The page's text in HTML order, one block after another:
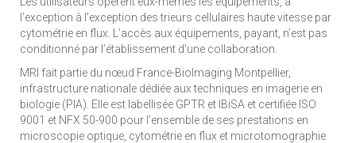
l’exception à l’exception des trieurs cellulaires haute vitesse par
cytométrie en flux. L’accès aux équipements, payant, n’est pas
conditionné par l’établissement d’une collaboration.
MRI fait partie du nœud France-BioImaging Montpellier,
infrastructure nationale dédiée aux techniques en imagerie en
biologie (PIA). Elle est labellisée GPTR et IBiSA et certifiée ISO
9001 et NFX 50-900 pour l’ensemble de ses prestations en
microscopie optique, cytométrie en flux et microtomographie